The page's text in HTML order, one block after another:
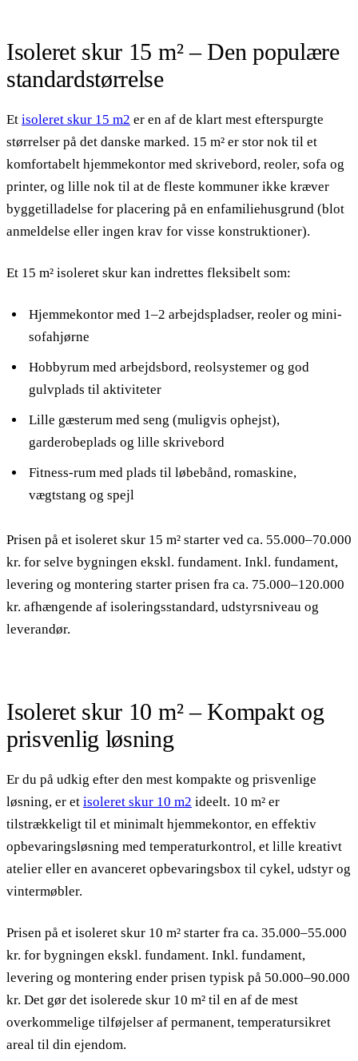
Isoleret skur 15 m² – Den populære
standardstørrelse
Et isoleret skur 15 m2 er en af de klart mest efterspurgte
størrelser på det danske marked. 15 m² er stor nok til et
komfortabelt hjemmekontor med skrivebord, reoler, sofa og
printer, og lille nok til at de fleste kommuner ikke kræver
byggetilladelse for placering på en enfamiliehusgrund (blot
anmeldelse eller ingen krav for visse konstruktioner).
Et 15 m² isoleret skur kan indrettes fleksibelt som:
Hjemmekontor med 1–2 arbejdspladser, reoler og mini-
sofahjørne
Hobbyrum med arbejdsbord, reolsystemer og god
gulvplads til aktiviteter
Lille gæsterum med seng (muligvis ophejst),
garderobeplads og lille skrivebord
Fitness-rum med plads til løbebånd, romaskine,
vægtstang og spejl
Prisen på et isoleret skur 15 m² starter ved ca. 55.000–70.000
kr. for selve bygningen ekskl. fundament. Inkl. fundament,
levering og montering starter prisen fra ca. 75.000–120.000
kr. afhængende af isoleringsstandard, udstyrsniveau og
leverandør.
Isoleret skur 10 m² – Kompakt og
prisvenlig løsning
Er du på udkig efter den mest kompakte og prisvenlige
løsning, er et isoleret skur 10 m2 ideelt. 10 m² er
tilstrækkeligt til et minimalt hjemmekontor, en effektiv
opbevaringsløsning med temperaturkontrol, et lille kreativt
atelier eller en avanceret opbevaringsbox til cykel, udstyr og
vintermøbler.
Prisen på et isoleret skur 10 m² starter fra ca. 35.000–55.000
kr. for bygningen ekskl. fundament. Inkl. fundament,
levering og montering ender prisen typisk på 50.000–90.000
kr. Det gør det isolerede skur 10 m² til en af de mest
overkommelige tilføjelser af permanent, temperatursikret
areal til din ejendom.